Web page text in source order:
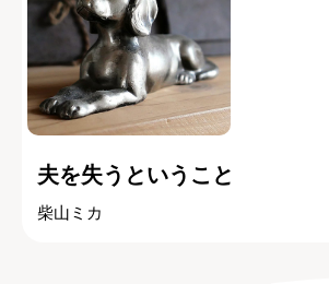
夫を失うということ
柴山ミカ